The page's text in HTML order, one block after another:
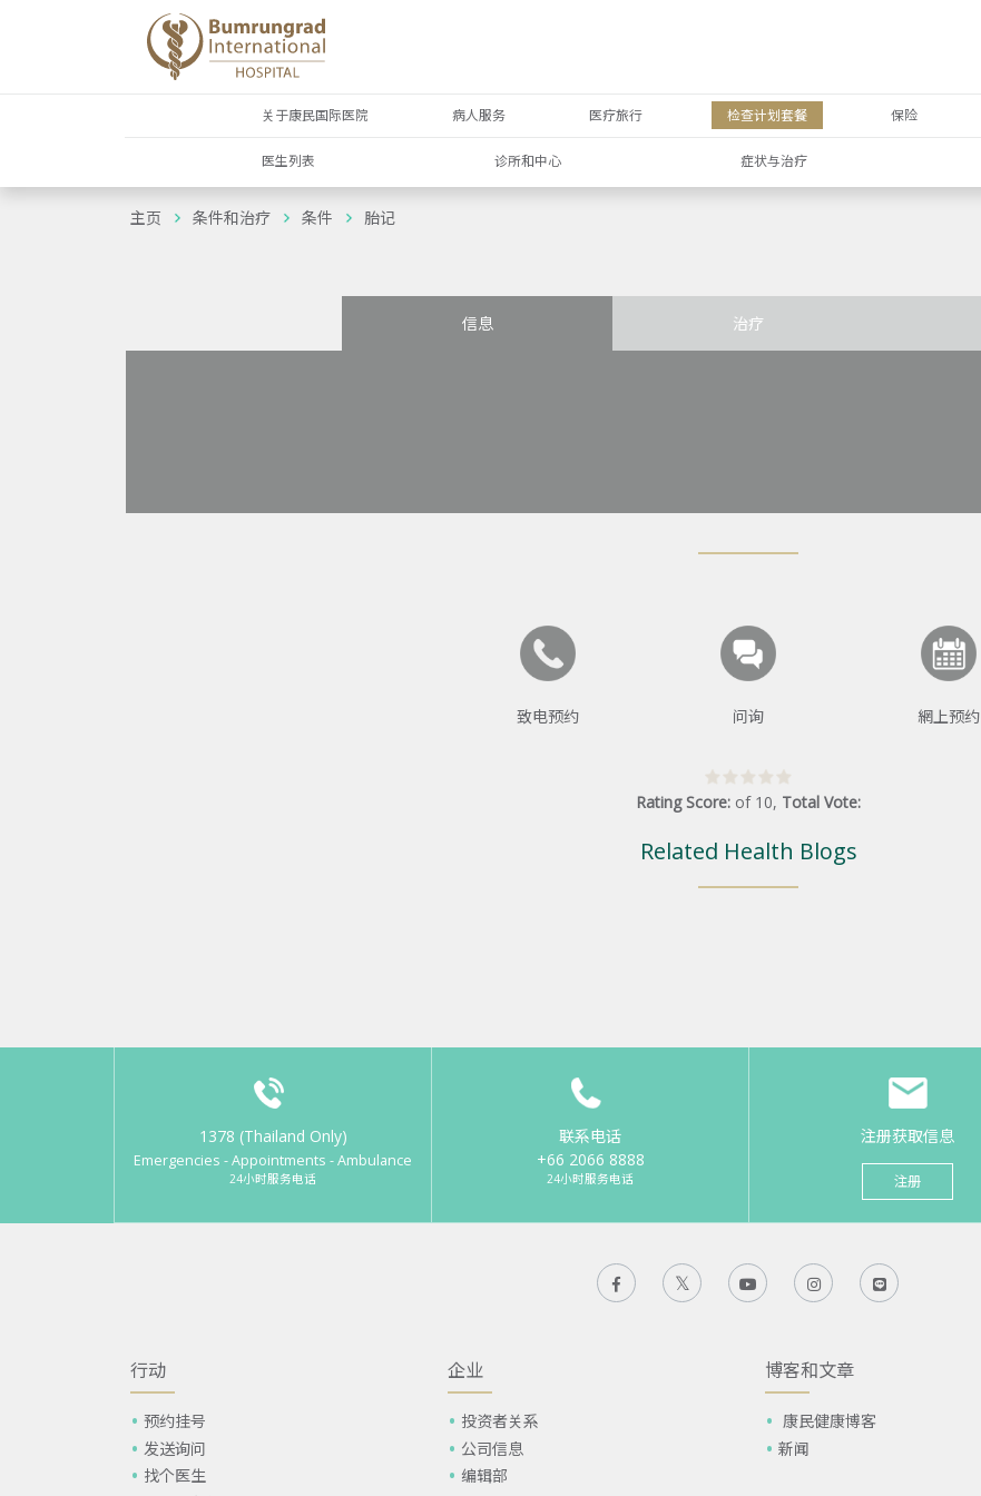
关于康民国际医院 病人服务 医疗旅行 检查计划套餐 保险
医生列表 诊所和中心 症状与治疗
主页 条件和治疗 条件 胎记
信息 治疗
致电预约 问询 網上预约
Rating Score: of 10, Total Vote:
Related Health Blogs
1378 (Thailand Only)
Emergencies - Appointments - Ambulance
24小时服务电话
联系电话
+66 2066 8888
24小时服务电话
注册获取信息
注册
行动
预约挂号
发送询问
找个医生
企业
投资者关系
公司信息
编辑部
博客和文章
康民健康博客
新闻